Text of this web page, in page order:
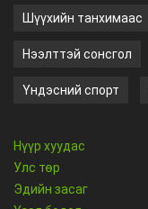
Шүүхийн танхимаас
Нээлттэй сонсгол
Үндэсний спорт
Нүүр хуудас
Улс төр
Эдийн засаг